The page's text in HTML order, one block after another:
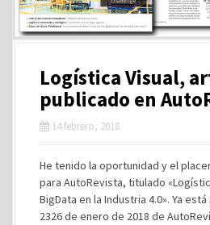
Logística Visual,
publicado en
14 febrero, 2018
He tenido la oportunidad y el
para AutoRevista, titulado
BigData en la Industria 4.0». Ya
2326 de enero de 2018 de